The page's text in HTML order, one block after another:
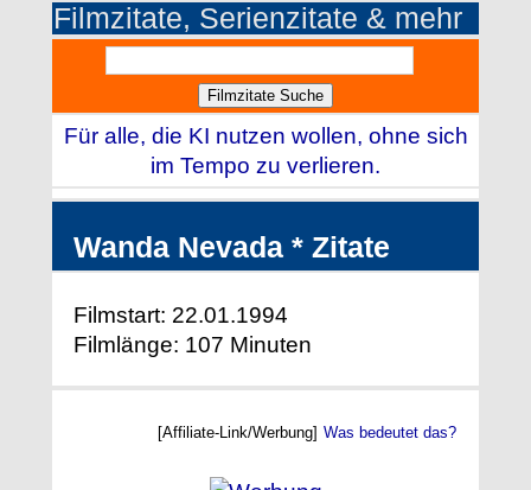
Filmzitate, Serienzitate & mehr
Für alle, die KI nutzen wollen, ohne sich
im Tempo zu verlieren.
Wanda Nevada * Zitate
Filmstart: 22.01.1994
Filmlänge: 107 Minuten
[Affiliate-Link/Werbung] Was bedeutet das?